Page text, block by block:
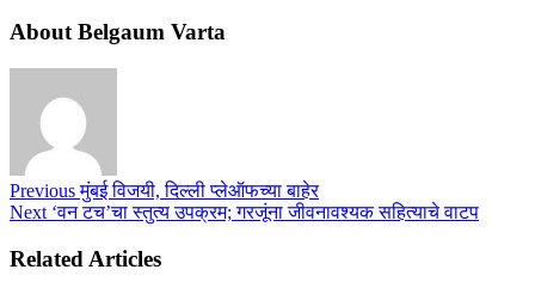
About Belgaum Varta
Previousमुंबई विजयी, दिल्ली प्लेऑफच्या बाहेर
Next ‘वन टच’चा स्तुत्य उपक्रम; गरजूंना जीवनावश्यक सहित्याचे वाटप
Related Articles